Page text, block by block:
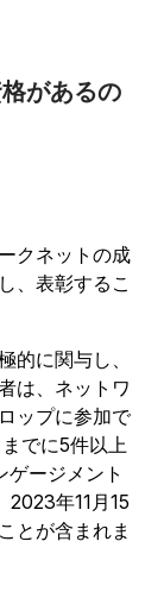
があるの
クネットの成
、表彰するこ
的に関与し、
は、ネットワ
ップに参加で
でに5件以上
ージメント
2023年11月15
とが含まれま